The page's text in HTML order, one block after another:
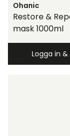
Ohanic
Restore &
mask 1000ml
Logga in &